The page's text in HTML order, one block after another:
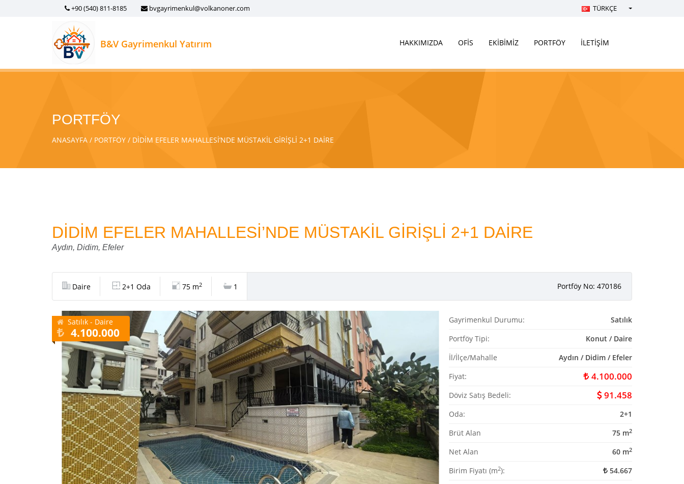
+90 (540) 811-8185 bvgayrimenkul@volkanoner.com
TÜRKÇE
English - English
B&V Gayrimenkul Yatırım HAKKIMIZDA OFİS EKİBİMİZ PORTFÖY İLETİŞİM
PORTFÖY
ANASAYFA PORTFÖY DİDİM EFELER MAHALLESİ’NDE MÜSTAKİL GİRİŞLİ 2+1 DAİRE
DİDİM EFELER MAHALLESİ’NDE MÜSTAKİL GİRİŞLİ 2+1 DAİRE
Aydın, Didim, Efeler
Daire 2+1 Oda 75 m2 1 Portföy No: 470186
Satılık - Daire
4.100.000
Gayrimenkul Durumu:
Satılık
Portföy Tipi:
Konut / Daire
İl/İlçe/Mahalle
Aydın / Didim / Efeler
Fiyat:
4.100.000
Döviz Satış Bedeli: 91.458
Oda:
2+1
Brüt Alan
75 m2
Net Alan 60 m2
Birim Fiyatı (m2):
54.667